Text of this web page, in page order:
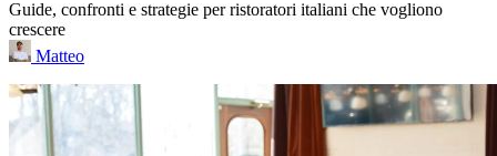
Guide, confronti e strategie per ristoratori italiani che vogliono
crescere
Matteo